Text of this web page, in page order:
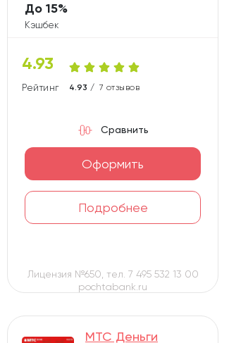
Энерготрансбанк
Александровский
Датабанк (бывш. Ижкомбанк)
Оренбург
10
СДМ
11
Норвик (бывш. Вятка)
18
Интеза
4.93
Рейтинг карты
4.93 / 7 отзывов
Кэшбек
До 15%
Оформить
Подробнее
Сравнить
Лицензия №650, тел. 7 495 532 13 00
pochtabank.ru
МТС Деньги